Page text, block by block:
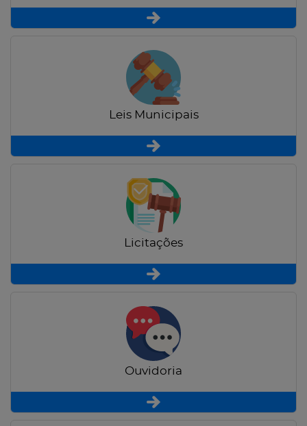
Leis Municipais
Licitações
Ouvidoria